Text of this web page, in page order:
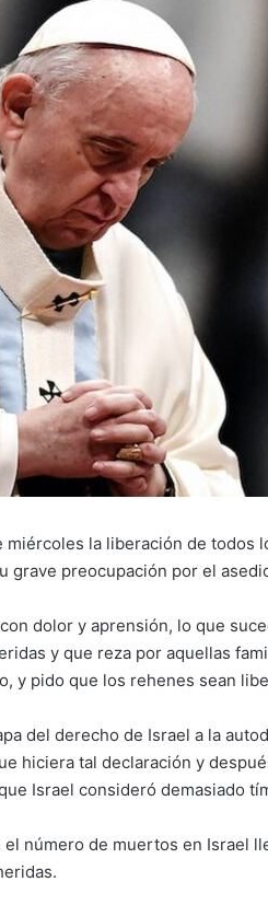
miércoles la liberación de todos
grave preocupación por el
dolor y aprensión, lo que
y que reza por aquellas
y pido que los rehenes sean
del derecho de Israel a la
hiciera tal declaración y
Israel consideró demasiado
número de muertos en Israel